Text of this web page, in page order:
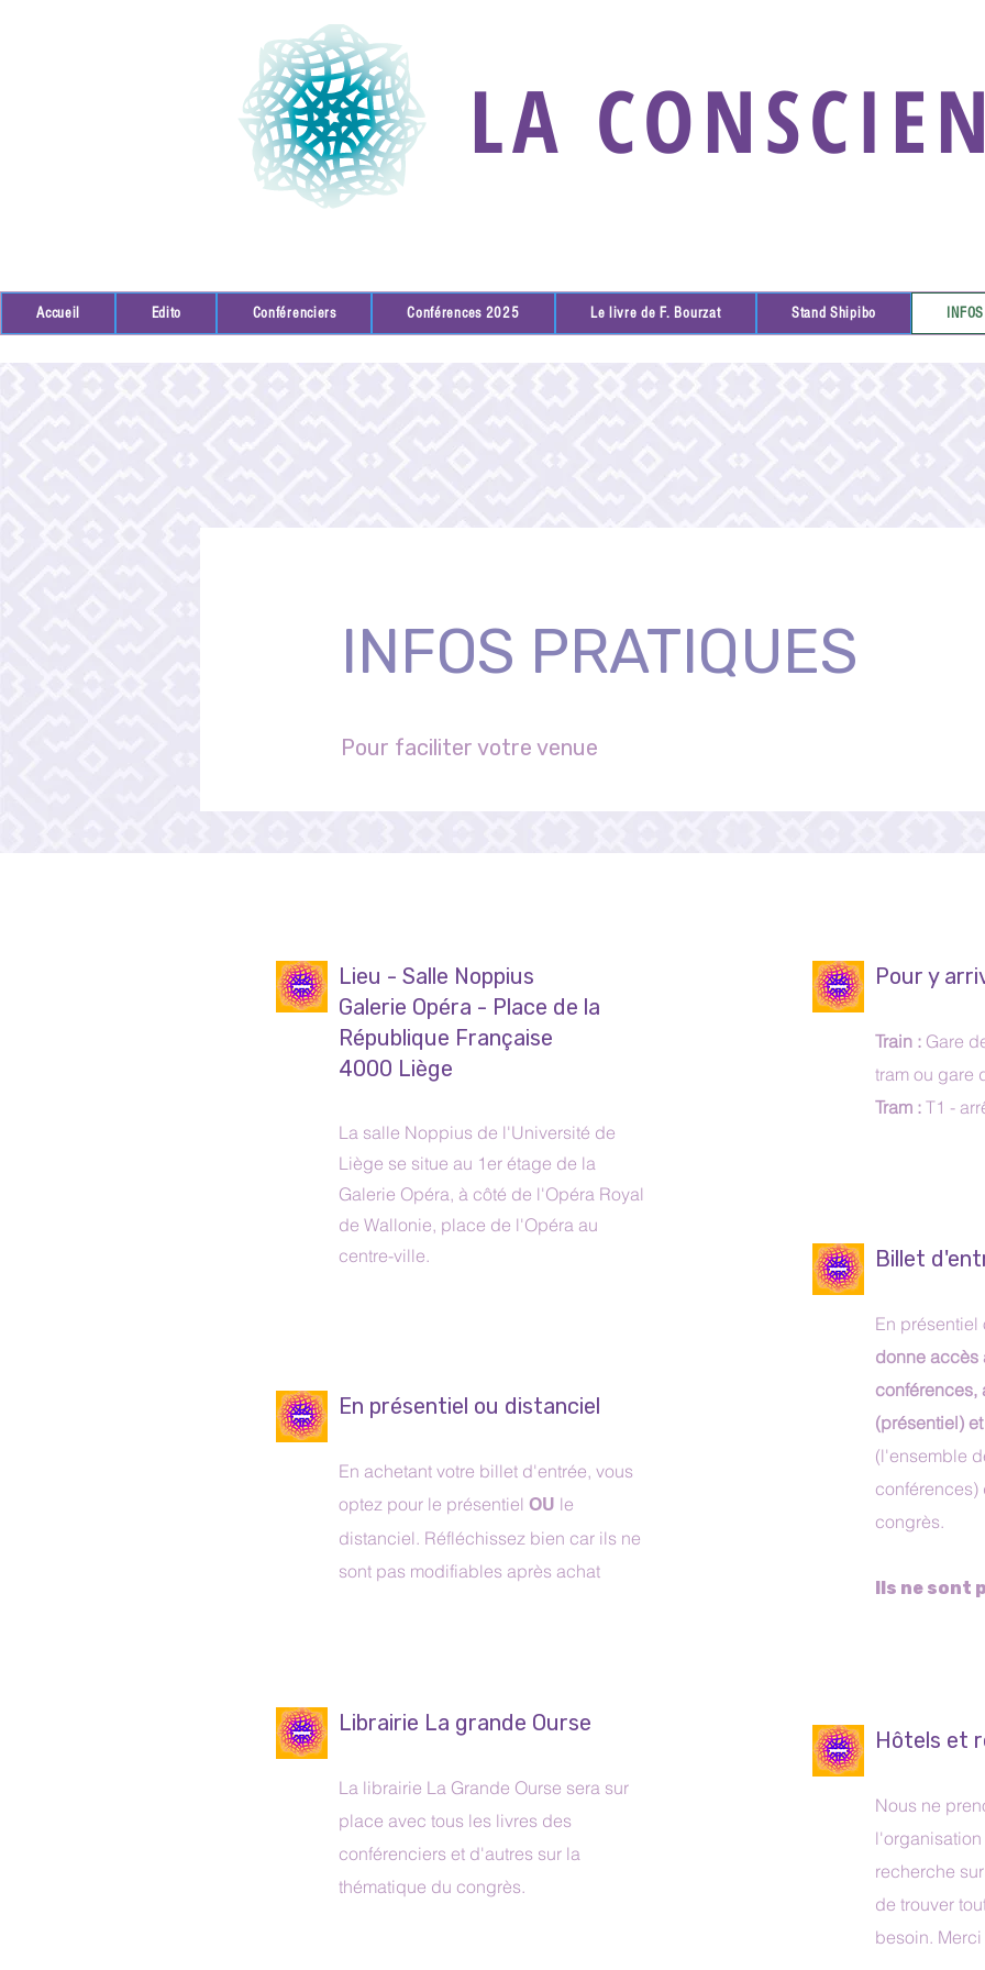
LA
Accueil Edito Conférenciers Conférences 2025 Le livre de F. Bourzat Stand Shipibo INFOS
INFOS PRATIQUES
Pour faciliter votre venue
Lieu - Salle Noppius
Galerie Opéra - Place de la
République Française
4000 Liège
La salle Noppius de l'Université de
Liège se situe au 1er étage de la
Galerie Opéra, à côté de l'Opéra Royal
de Wallonie, place de l'Opéra au
centre-ville.
En présentiel ou distanciel
En achetant votre billet d'entrée, vous
optez pour le présentiel OU le
distanciel. Réfléchissez bien car ils ne
sont pas modifiables après achat
Librairie La grande Ourse
La librairie La Grande Ourse sera sur
place avec tous les livres des
conférenciers et d'autres sur la
thématique du congrès.
Pour y
Train : Gare
tram ou gare
Tram : T1 -
Billet
En
donne accès
conférences,
(présentiel)
(l'ensemble
congrès.
Ils ne sont
Hôtels et
Nous ne
l'organisation
recherche
de trouver
besoin.